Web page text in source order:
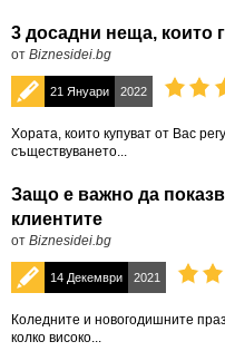
3 досадни неща, които
от Biznesidei.bg
21 Януари 2022
Хората, които купуват от Вас
съществуването...
Защо е важно да
клиентите
от Biznesidei.bg
14 Декември 2021
Коледните и новогодишните
колко високо...